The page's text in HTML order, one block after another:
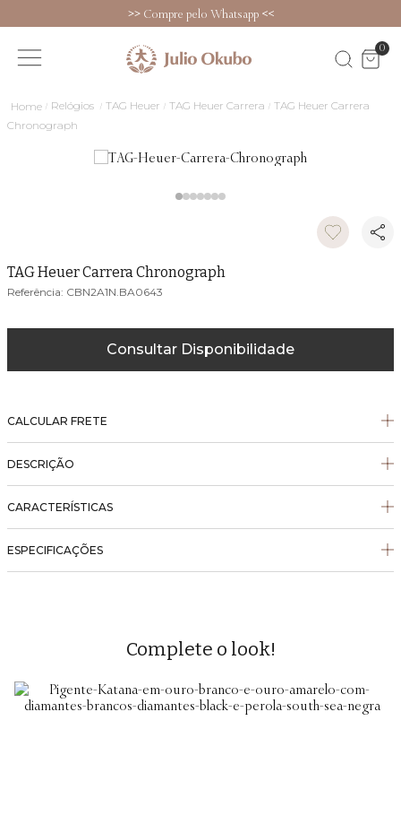
>>Compre pelo Whatsapp <<
0
Relógios TAG Heuer TAG Heuer Carrera
TAG Heuer Carrera
Chronograph
TAG Heuer Carrera Chronograph
CBN2A1N.BA0643
Consultar Disponibilidade
CALCULAR FRETE
DESCRIÇÃO
CARACTERÍSTICAS
ESPECIFICAÇÕES
Complete o look!